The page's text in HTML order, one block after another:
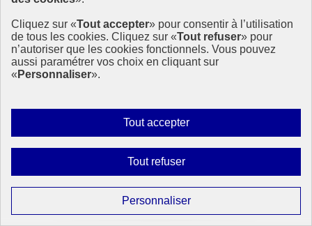
Cliquez sur «Tout accepter» pour consentir à l’utilisation
de tous les cookies. Cliquez sur «Tout refuser» pour
n’autoriser que les cookies fonctionnels. Vous pouvez
aussi paramétrer vos choix en cliquant sur
« Personnaliser».
Tout accepterAutoriser
tous
Tout refuserInterdire
tous
PersonnaliserParamétrer
les
16 janvier 2018 - En France